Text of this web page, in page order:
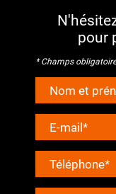
pour
* Champs
Nom et
E-mail*
Téléphone*